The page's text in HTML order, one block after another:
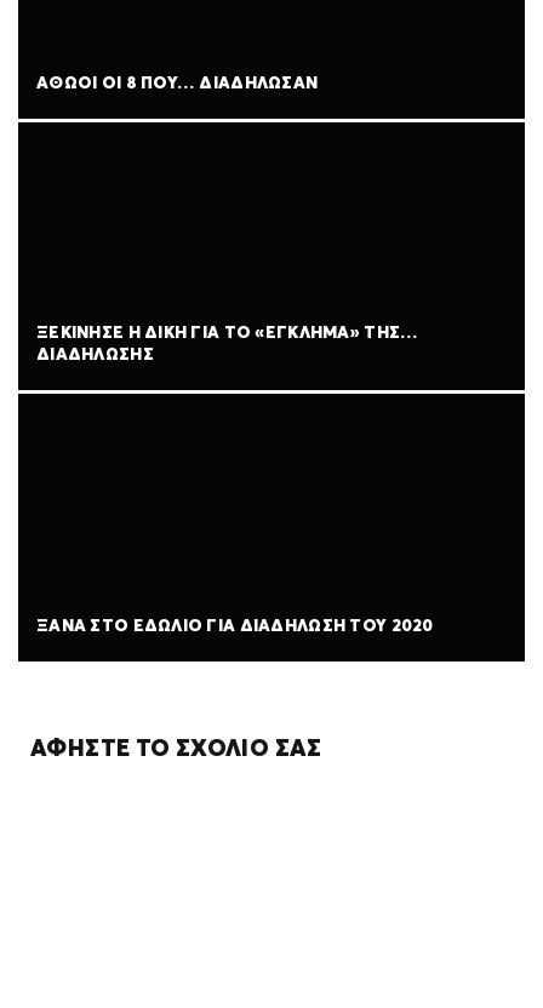
ΑΘΩΟΙ ΟΙ 8 ΠΟΥ… ΔΙΑΔΗΛΩΣΑΝ
ΞΕΚΙΝΗΣΕ Η ΔΙΚΗ ΓΙΑ ΤΟ «ΕΓΚΛΗΜΑ» ΤΗΣ…
ΔΙΑΔΗΛΩΣΗΣ
ΞΑΝΑ ΣΤΟ ΕΔΩΛΙΟ ΓΙΑ ΔΙΑΔΗΛΩΣΗ ΤΟΥ 2020
ΑΦΉΣΤΕ ΤΟ ΣΧΌΛΙΌ ΣΑΣ